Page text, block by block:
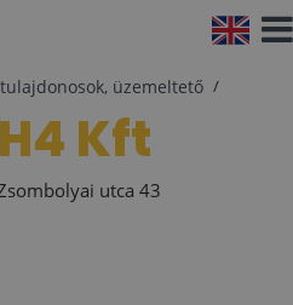
üzemeltető
Kft
utca 43